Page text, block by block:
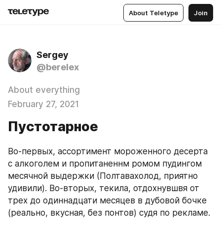
About Teletype Join
Sergey
@berelex
About everything
February 27, 2021
Пустотарное
Во-первых, ассортимент мороженного десерта
с алкоголем и пропитаненнм ромом пудингом
месячной выдержки (Полтавахолод, приятно
удивили). Во-вторых, текила, отдохнувшвя от
трех до одиннадцати месяцев в дубовой бочке
(реально, вкусная, без понтов) судя по рекламе.